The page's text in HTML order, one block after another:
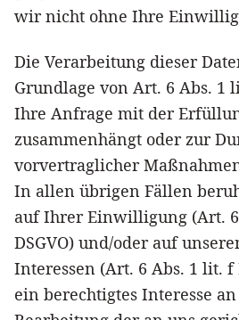
wir nicht ohne Ihre
Die Verarbeitung dieser
Grundlage von Art. 6 Abs. 1
Ihre Anfrage mit der
zusammenhängt oder zur
vorvertraglicher
In allen übrigen Fällen
auf Ihrer Einwilligung (Art.
DSGVO) und/oder auf
Interessen (Art. 6 Abs. 1 lit. f
ein berechtigtes Interesse